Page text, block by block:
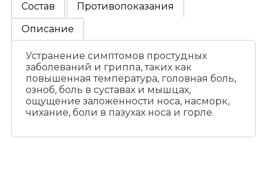
Состав
Противопоказания
Описание
Устранение симптомов простудных
заболеваний и гриппа, таких как
повышенная температура, головная боль,
озноб, боль в суставах и мышцах,
ощущение заложенности носа, насморк,
чихание, боли в пазухах носа и горле.